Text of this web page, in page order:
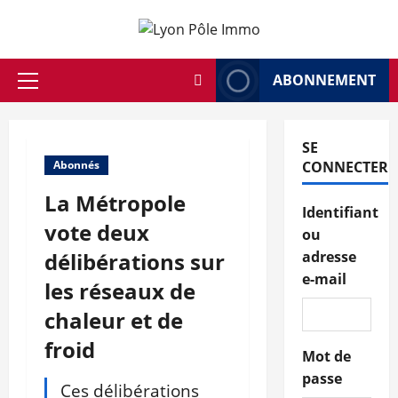
contenu
Menu
ABONNEMENT
Abonnés
La Métropole
vote deux
délibérations sur
les réseaux de
chaleur et de
froid
Ces délibérations
SE
CONNECTER
Identifiant
ou
adresse
e-mail
Mot de
passe